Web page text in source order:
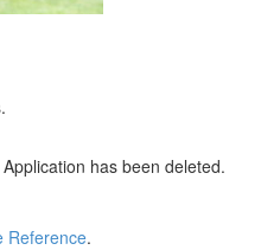
has been deleted.
Reference.